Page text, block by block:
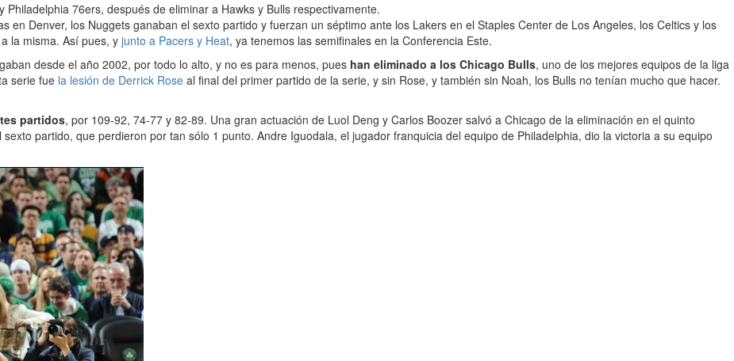
76ers, después de eliminar a Hawks y Bulls respectivamente.
en Denver, los Nuggets ganaban el sexto partido y fuerzan un séptimo ante los Lakers en el Staples Center de Los Angeles, los Celtics y los
la misma. Así pues, y junto a Pacers y Heat, ya tenemos las semifinales en la Conferencia Este.
desde el año 2002, por todo lo alto, y no es para menos, pues han eliminado a los Chicago Bulls, uno de los mejores equipos de la liga
serie fue la lesión de Derrick Rose al final del primer partido de la serie, y sin Rose, y también sin Noah, los Bulls no tenían mucho que hacer.
partidos, por 109-92, 74-77 y 82-89. Una gran actuación de Luol Deng y Carlos Boozer salvó a Chicago de la eliminación en el quinto
partido, que perdieron por tan sólo 1 punto. Andre Iguodala, el jugador franquicia del equipo de Philadelphia, dio la victoria a su equipo